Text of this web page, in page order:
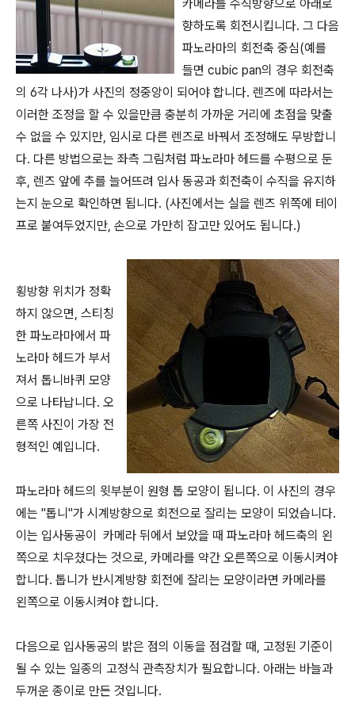
카메라를 수직방향으로 아래로
향하도록 회전시킵니다. 그 다음
파노라마의 회전축 중심(예를
들면 cubic pan의 경우 회전축
의 6각 나사)가 사진의 정중앙이 되어야 합니다. 렌즈에 따라서는
이러한 조정을 할 수 있을만큼 충분히 가까운 거리에 초점을 맞출
수 없을 수 있지만, 임시로 다른 렌즈로 바꿔서 조정해도 무방합니
다. 다른 방법으로는 좌측 그림처럼 파노라마 헤드를 수평으로 둔
후, 렌즈 앞에 추를 늘어뜨려 입사 동공과 회전축이 수직을 유지하
는지 눈으로 확인하면 됩니다. (사진에서는 실을 렌즈 위쪽에 테이
프로 붙여두었지만, 손으로 가만히 잡고만 있어도 됩니다.)
횡방향 위치가 정확
하지 않으면, 스티칭
한 파노라마에서 파
노라마 헤드가 부서
져서 톱니바퀴 모양
으로 나타납니다. 오
른쪽 사진이 가장 전
형적인 예입니다.
파노라마 헤드의 윗부분이 원형 톱 모양이 됩니다. 이 사진의 경우
에는 "톱니"가 시계방향으로 회전으로 잘리는 모양이 되었습니다.
이는 입사동공이 카메라 뒤에서 보았을 때 파노라마 헤드축의 왼
쪽으로 치우쳤다는 것으로, 카메라를 약간 오른쪽으로 이동시켜야
합니다. 톱니가 반시계방향 회전에 잘리는 모양이라면 카메라를
왼쪽으로 이동시켜야 합니다.
다음으로 입사동공의 밝은 점의 이동을 점검할 때, 고정된 기준이
될 수 있는 일종의 고정식 관측장치가 필요합니다. 아래는 바늘과
두꺼운 종이로 만든 것입니다.